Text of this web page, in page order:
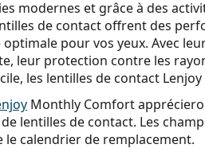
modernes et grâce à des
de contact offrent des
pour vos yeux. Avec
leur protection contre les
les lentilles de contact
Monthly Comfort
lentilles de contact. Les
calendrier de remplacement.